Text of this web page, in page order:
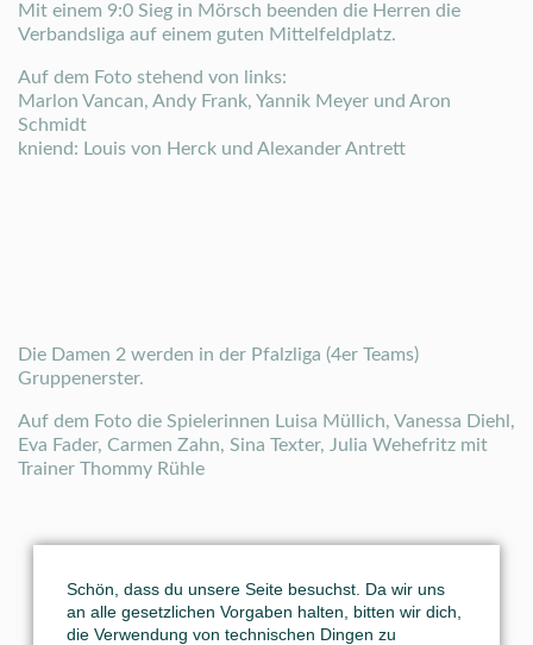
Mit einem 9:0 Sieg in Mörsch beenden die Herren die
Verbandsliga auf einem guten Mittelfeldplatz.
Auf dem Foto stehend von links:
Marlon Vancan, Andy Frank, Yannik Meyer und Aron
Schmidt
kniend: Louis von Herck und Alexander Antrett
Die Damen 2 werden in der Pfalzliga (4er Teams)
Gruppenerster.
Auf dem Foto die Spielerinnen Luisa Müllich, Vanessa Diehl,
Eva Fader, Carmen Zahn, Sina Texter, Julia Wehefritz mit
Trainer Thommy Rühle
Schön, dass du unsere Seite besuchst. Da wir uns
an alle gesetzlichen Vorgaben halten, bitten wir dich,
die Verwendung von technischen Dingen zu